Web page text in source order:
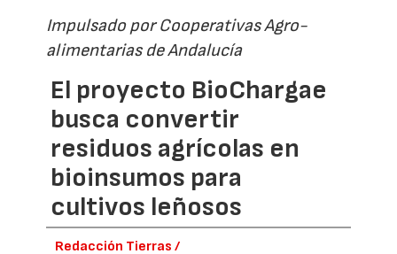
Impulsado por Cooperativas Agro-
alimentarias de Andalucía
El proyecto BioChargae
busca convertir
residuos agrícolas en
bioinsumos para
cultivos leñosos
Redacción Tierras /